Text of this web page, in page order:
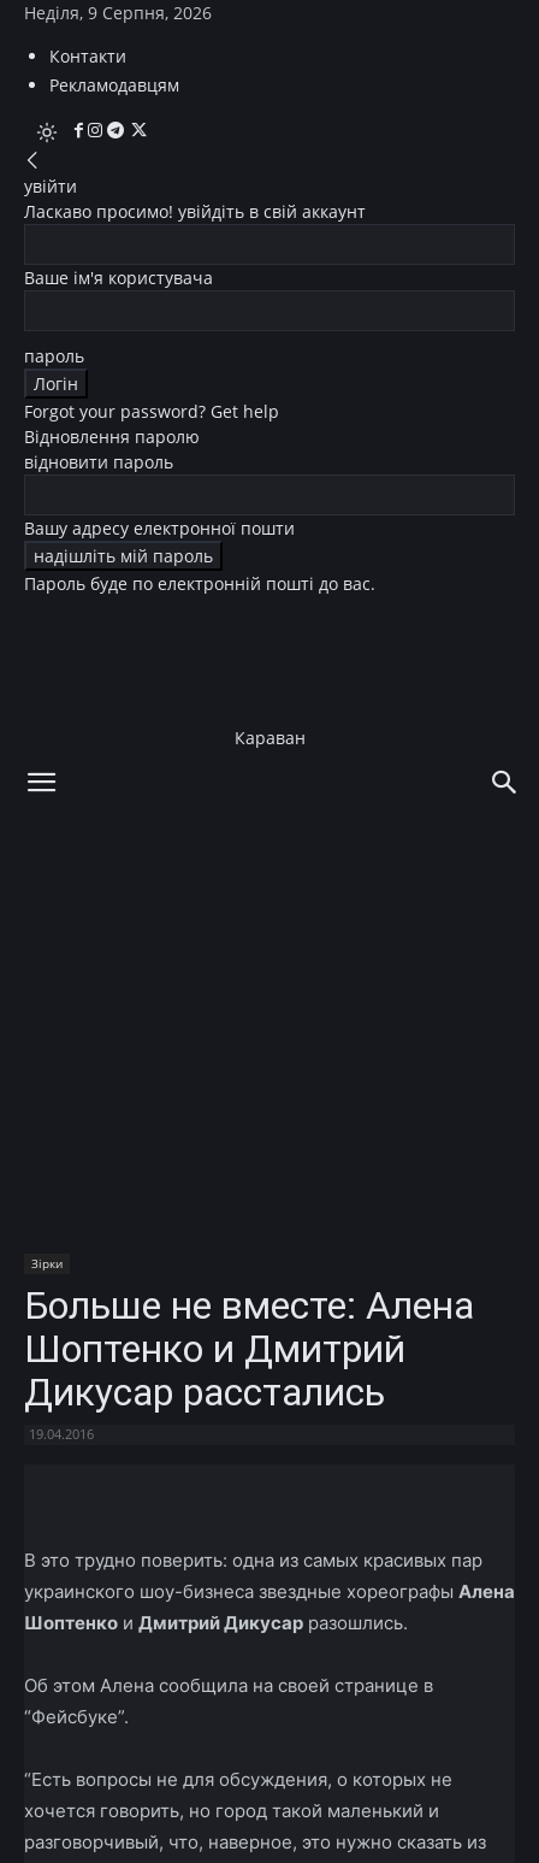
Неділя, 9 Серпня, 2026
Контакти
Рекламодавцям
увійти
Ласкаво просимо! увійдіть в свій аккаунт
Ваше ім'я користувача
пароль
Forgot your password? Get help
Відновлення паролю
відновити пароль
Вашу адресу електронної пошти
Пароль буде по електронній пошті до вас.
Караван
Зірки
Больше не вместе: Алена
Шоптенко и Дмитрий
Дикусар расстались
19.04.2016
В это трудно поверить: одна из самых красивых пар
украинского шоу-бизнеса звездные хореографы Алена
Шоптенко и Дмитрий Дикусар разошлись.
Об этом Алена сообщила на своей странице в
“Фейсбуке”.
“Есть вопросы не для обсуждения, о которых не
хочется говорить, но город такой маленький и
разговорчивый, что, наверное, это нужно сказать из